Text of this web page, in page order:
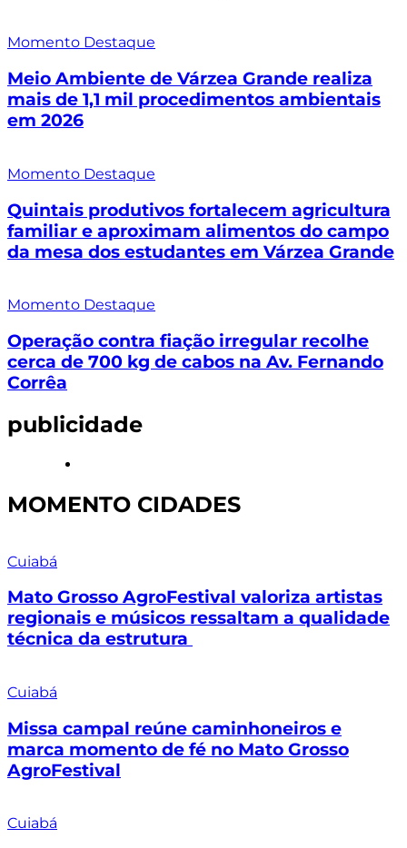
Momento Destaque
Meio Ambiente de Várzea Grande realiza
mais de 1,1 mil procedimentos ambientais
em 2026
Momento Destaque
Quintais produtivos fortalecem agricultura
familiar e aproximam alimentos do campo
da mesa dos estudantes em Várzea Grande
Momento Destaque
Operação contra fiação irregular recolhe
cerca de 700 kg de cabos na Av. Fernando
Corrêa
publicidade
MOMENTO CIDADES
Cuiabá
Mato Grosso AgroFestival valoriza artistas
regionais e músicos ressaltam a qualidade
técnica da estrutura
Cuiabá
Missa campal reúne caminhoneiros e
marca momento de fé no Mato Grosso
AgroFestival
Cuiabá